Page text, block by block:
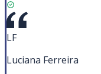
LF
Luciana Ferreira